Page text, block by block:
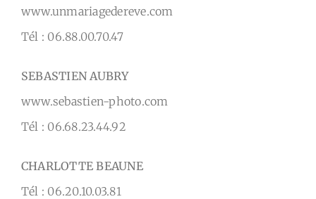
www.unmariagedereve.com
Tél : 06.88.00.70.47
SEBASTIEN AUBRY
www.sebastien-photo.com
Tél : 06.68.23.44.92
CHARLOTTE BEAUNE
Tél : 06.20.10.03.81